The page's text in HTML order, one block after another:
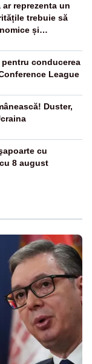
reprezenta un
trebuie să
și
pentru conducerea
League
Duster,
cu
8 august